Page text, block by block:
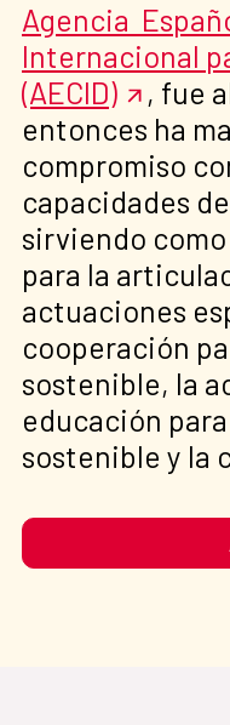
Agencia
Internacional
(AECID)
, fue
entonces ha
compromiso
capacidades
sirviendo
para la
actuaciones
cooperación
sostenible, la
educación
sostenible y la